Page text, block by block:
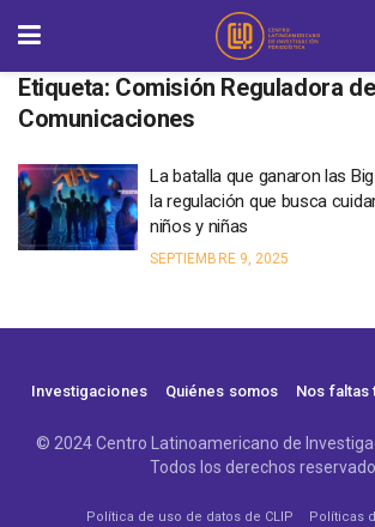
Etiqueta: Comisión Reguladora de
Comunicaciones
La batalla que ganaron las
la regulación que busca
niños y niñas
SEPTIEMBRE 9, 2025
Investigaciones Quiénes somos Nos faltas
© 2024 Centro Latinoamericano de
Todos los derechos
Política de uso de datos de CLIP Políticas